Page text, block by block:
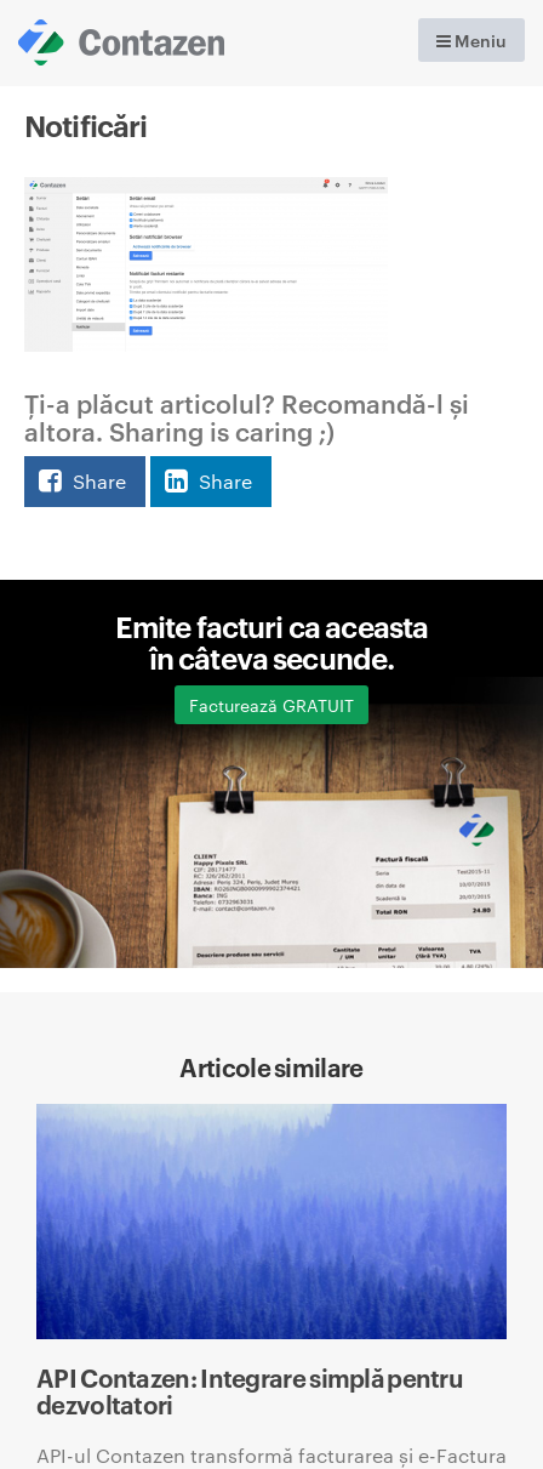
Meniu
Notificări
Ți-a plăcut articolul? Recomandă-l și
altora. Sharing is caring ;)
Share Share
Emite facturi ca aceasta
în câteva secunde.
Facturează GRATUIT
Articole similare
API Contazen: Integrare simplă pentru
dezvoltatori
API-ul Contazen transformă facturarea și e-Factura